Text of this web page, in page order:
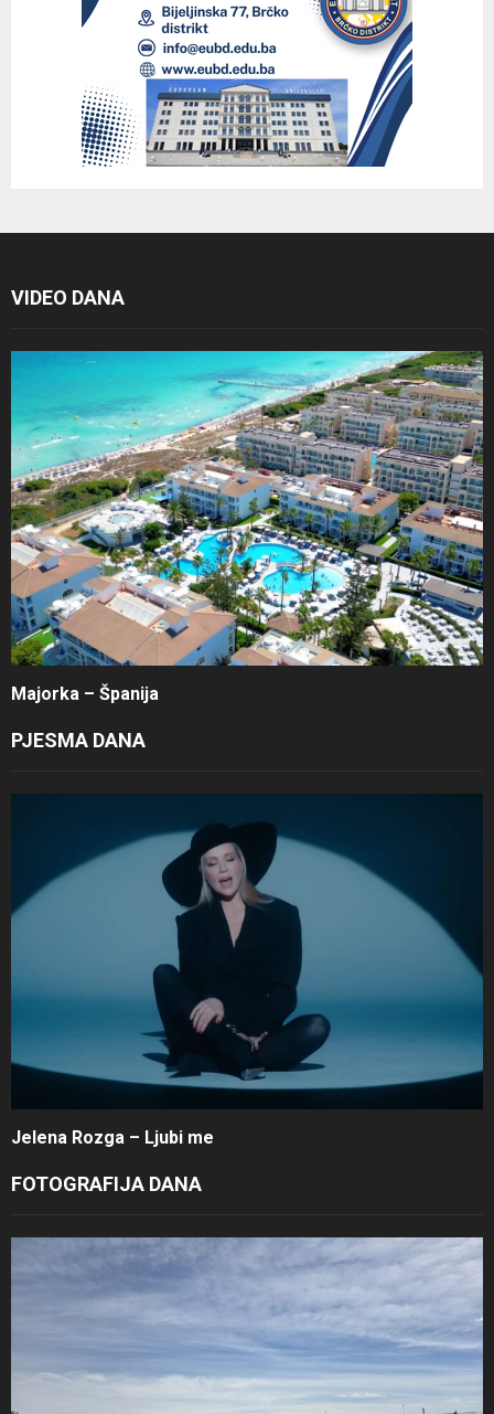
VIDEO DANA
Majorka – Španija
PJESMA DANA
Jelena Rozga – Ljubi me
FOTOGRAFIJA DANA